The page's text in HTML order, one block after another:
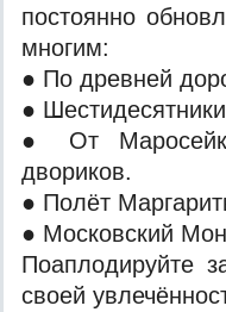
постоянно
многим:
● По древней
●
● От
двориков.
● Полёт
● Московский
Поаплодируйте
своей